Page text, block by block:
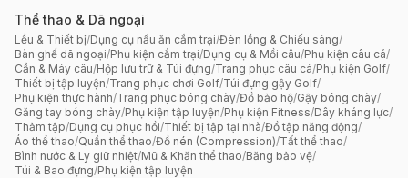
Thể thao & Dã ngoại
Lều & Thiết bị/Dụng cụ nấu ăn cắm trại/Đèn lồng & Chiếu sáng/
Bàn ghế dã ngoại/Phụ kiện cắm trại/Dụng cụ & Mồi câu/Phụ kiện câu cá/
Cần & Máy câu/Hộp lưu trữ & Túi đựng/Trang phục câu cá/Phụ kiện Golf/
Thiết bị tập luyện/Trang phục chơi Golf/Túi đựng gậy Golf/
Phụ kiện thực hành/Trang phục bóng chày/Đồ bảo hộ/Gậy bóng chày/
Găng tay bóng chày/Phụ kiện tập luyện/Phụ kiện Fitness/Dây kháng lực/
Thảm tập/Dụng cụ phục hồi/Thiết bị tập tại nhà/Đồ tập năng động/
Áo thể thao/Quần thể thao/Đồ nén (Compression)/Tất thể thao/
Bình nước & Ly giữ nhiệt/Mũ & Khăn thể thao/Băng bảo vệ/
Túi & Bao đựng/Phụ kiện tập luyện